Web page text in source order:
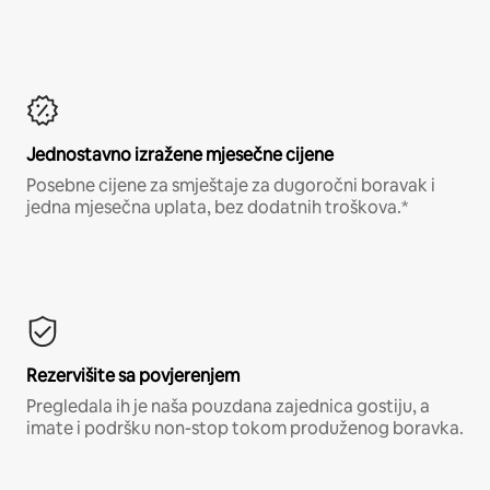
Jednostavno izražene mjesečne cijene
Posebne cijene za smještaje za dugoročni boravak i
jedna mjesečna uplata, bez dodatnih troškova.*
Rezervišite sa povjerenjem
Pregledala ih je naša pouzdana zajednica gostiju, a
imate i podršku non-stop tokom produženog boravka.